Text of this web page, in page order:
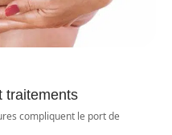
traitements
compliquent le port de